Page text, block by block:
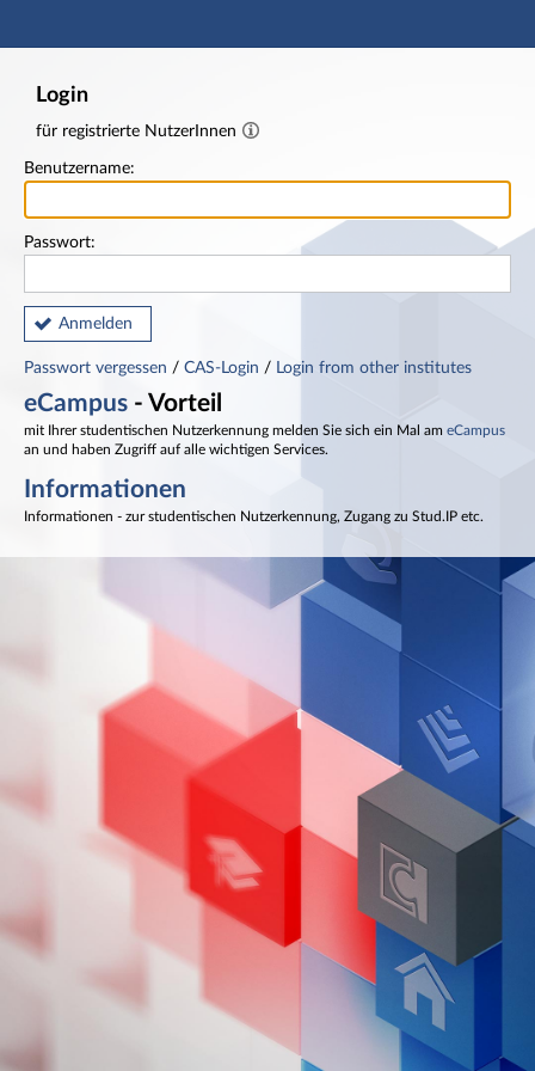
Hauptnavigation
Login
für registrierte NutzerInnen
Benutzername:
Passwort:
Anmelden
Passwort vergessen / CAS-Login / Login from other institutes
eCampus - Vorteil
mit Ihrer studentischen Nutzerkennung melden Sie sich ein Mal am eCampus
an und haben Zugriff auf alle wichtigen Services.
Informationen
Informationen - zur studentischen Nutzerkennung, Zugang zu Stud.IP etc.